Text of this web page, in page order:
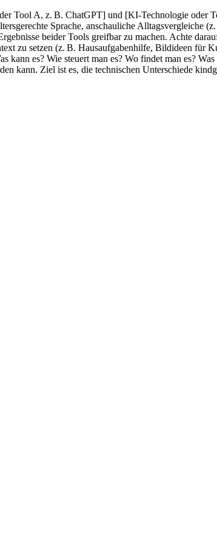
Tool A, z. B. ChatGPT] und [KI-Technologie oder
Sprache, anschauliche Alltagsvergleiche
beider Tools greifbar zu machen. Achte
zu setzen (z. B. Hausaufgabenhilfe, Bildideen für
kann es? Wie steuert man es? Wo findet man es?
kann. Ziel ist es, die technischen Unterschiede